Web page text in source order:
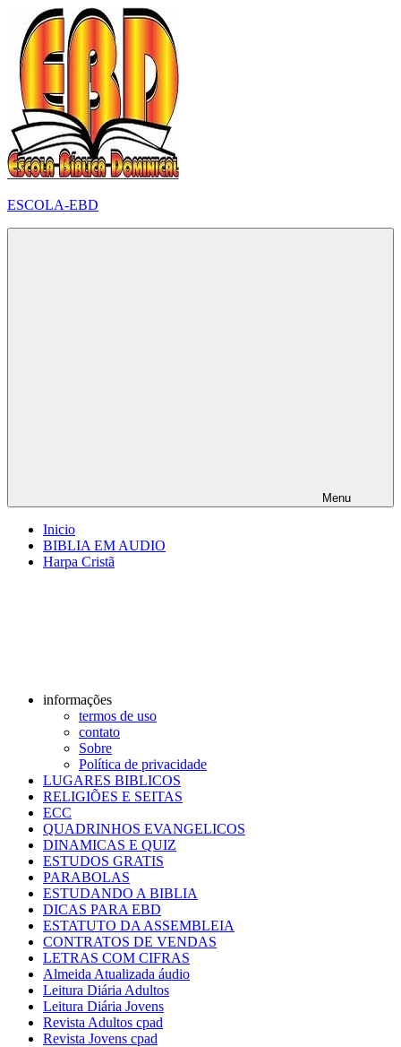
para
conteúdo
ESCOLA-EBD
Menu
Inicio
BIBLIA EM AUDIO
Harpa Cristã
informações
termos de uso
contato
Sobre
Política de privacidade
LUGARES BIBLICOS
RELIGIÕES E SEITAS
ECC
QUADRINHOS EVANGELICOS
DINAMICAS E QUIZ
ESTUDOS GRATIS
PARABOLAS
ESTUDANDO A BIBLIA
DICAS PARA EBD
ESTATUTO DA ASSEMBLEIA
CONTRATOS DE VENDAS
LETRAS COM CIFRAS
Almeida Atualizada áudio
Leitura Diária Adultos
Leitura Diária Jovens
Revista Adultos cpad
Revista Jovens cpad